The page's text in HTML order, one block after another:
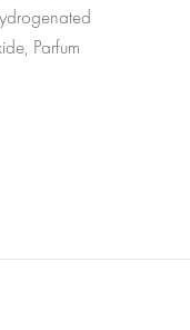
Parfum